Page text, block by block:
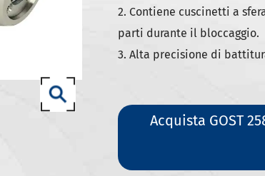
E portautensili
2. Contiene cuscinetti a
parti durante il bloccaggio.
3. Alta precisione di
Acquista GOST